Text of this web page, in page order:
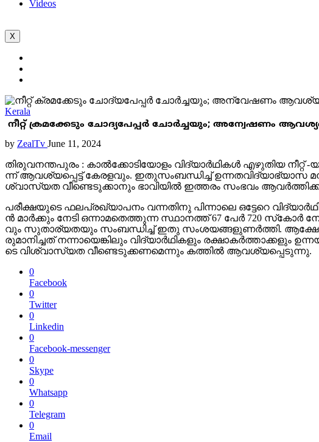
Videos
X
Kerala
നീറ്റ് ക്ര​മ​ക്കേ​ടും ചോ​ദ്യ​പേ​പ്പ​ർ ചോ​ർ​ച്ച​യും; അന്വേഷണം
by ZealTv June 11, 2024
തി​രു​വ​ന​ന്ത​പു​രം : കാ​ൽ​ക്കോ​ടി​യോ​ളം വി​ദ്യാ​ർ​ഥി​ക​ൾ എ​ഴു​തി​യ നീ​റ്റ്
ന്ന്​ ആ​വ​ശ്യ​പ്പെ​ട്ട്​ കേ​ര​ള​വും. ഇ​തു​സം​ബ​ന്ധി​ച്ച്​ ഉ​ന്ന​ത​വി​ദ്യാ​ഭ്യാ​സ
ശ്വാ​സ്യ​ത വീ​ണ്ടെ​ടു​ക്കാ​നും ഭാ​വി​യി​ൽ ഇ​ത്ത​രം സം​ഭ​വം
പ​രീ​ക്ഷ​യു​ടെ ഫ​ല​പ്ര​ഖ്യാ​പ​നം വ​ന്ന​തി​നു പി​ന്നാ​ലെ ഒ​ട്ടേ​റെ
ൻ മാ​ർ​ക്കും നേ​ടി ഒ​ന്നാ​മ​തെ​ത്തു​ന്ന സ്ഥാ​ന​ത്ത് 67 പേ​ർ 720 സ്​​കോ​ർ
വും സു​താ​ര്യ​ത​യും സം​ബ​ന്ധി​ച്ച് ഇ​തു സം​ശ​യ​ങ്ങ​ളു​ണ​ർ​ത്തി.
രു​മാ​നി​ച്ച​ത് ന​ന്നാ​യെ​ങ്കി​ലും വി​ദ്യാ​ർ​ഥി​ക​ളും
ടെ വി​ശ്വാ​സ്യ​ത വീ​ണ്ടെ​ടു​ക്ക​ണ​മെ​ന്നും ക​ത്തി​ൽ ആ​വ​ശ്യ​പ്പെ​ടു​ന്നു.
0
Facebook
0
Twitter
0
Linkedin
0
Facebook-messenger
0
Skype
0
Whatsapp
0
Telegram
0
Email